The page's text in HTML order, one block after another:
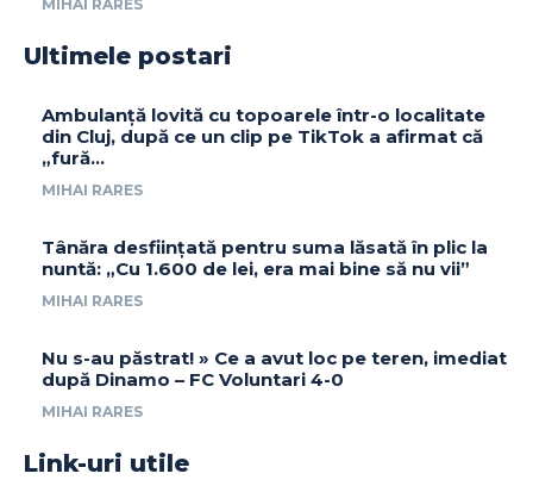
MIHAI RARES
Ultimele postari
Ambulanță lovită cu topoarele într-o localitate
din Cluj, după ce un clip pe TikTok a afirmat că
„fură…
MIHAI RARES
Tânăra desființată pentru suma lăsată în plic la
nuntă: „Cu 1.600 de lei, era mai bine să nu vii”
MIHAI RARES
Nu s-au păstrat! » Ce a avut loc pe teren, imediat
după Dinamo – FC Voluntari 4-0
MIHAI RARES
Link-uri utile